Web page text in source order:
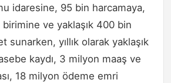
idaresine, 95 bin harcamaya,
ve yaklaşık 400 bin
sunarken, yıllık olarak yaklaşık
kaydı, 3 milyon maaş ve
18 milyon ödeme emri